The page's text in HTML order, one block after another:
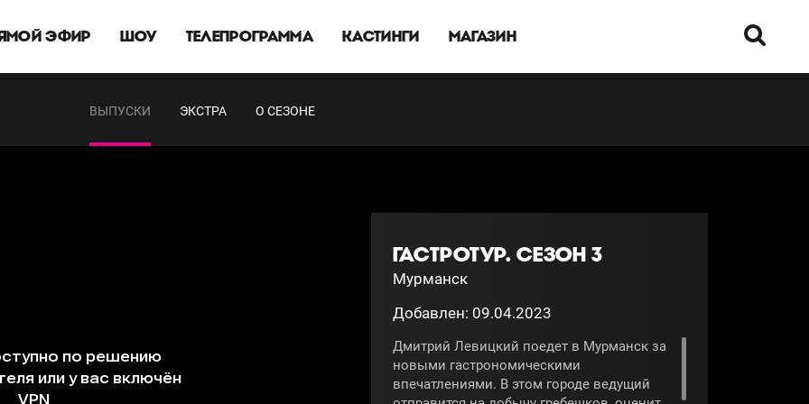
ЭФИР ШОУ ТЕЛЕПРОГРАММА КАСТИНГИ МАГАЗИН
ВЫПУСКИ ЭКСТРА О СЕЗОНЕ
ГАСТРОТУР. СЕЗОН 3
Мурманск
Добавлен: 09.04.2023
Дмитрий Левицкий поедет в Мурманск за
новыми гастрономическими
впечатлениями. В этом городе ведущий